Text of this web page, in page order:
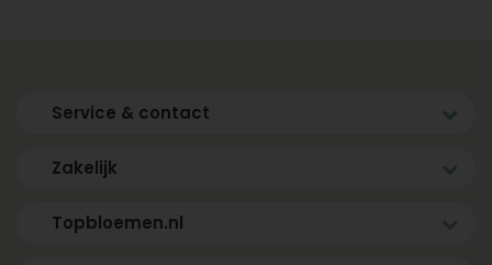
Service & contact
Zakelijk
Topbloemen.nl